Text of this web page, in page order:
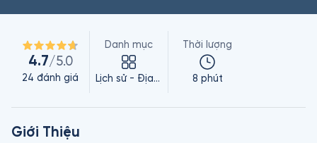
4.7/5.0
24 đánh giá
Danh mục
Lịch sử - Địa lý
Thời lượng
8 phút
Giới Thiệu